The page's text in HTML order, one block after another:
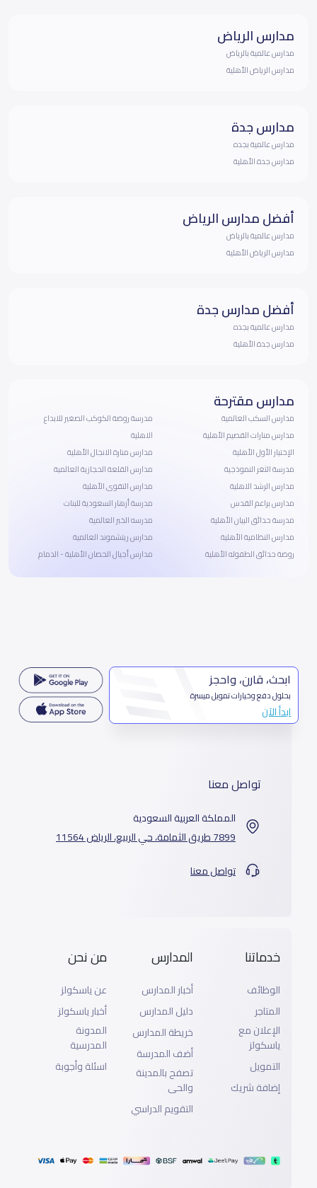
مدارس الرياض
مدارس عالمية بالرياض
مدارس الرياض الأهلية
مدارس جدة
مدارس عالمية بجده
مدارس جدة الأهلية
أفضل مدارس الرياض
مدارس عالمية بالرياض
مدارس الرياض الأهلية
أفضل مدارس جدة
مدارس عالمية بجده
مدارس جدة الأهلية
مدارس مقترحة
مدارس السكب العالمية
مدارس منارات القصيم الأهلية
الإختيار الأول الأهلية
مدرسة الثغر النموذجية
مدارس الرشد الاهلية
مدارس براعم القدس
مدرسة حدائق البيان الأهلية
مدارس النظامية الأهلية
روضة حدائق الطفوله الأهلية
مدرسة روضة الكوكب الصغير للابداع
الاهلية
مدارس منارة الانجال الأهلية
مدارس القلعة الحجازية العالمية
مدارس التقوى الأهلية
مدرسة أزهار السعودية للبنات
مدرسه الخبر العالمية
مدارس ريتشموند العالمية
مدارس أجيال الحصان الأهلية - الدمام
ابحث، قارن، واحجز
بحلول دفع وخيارات تمويل ميسرة
ابدأ الآن
تواصل معنا
المملكة العربية السعودية
7899 طريق الثمامة، حي الربيع، الرياض 11564
تواصل معنا
خدماتنا
الوظائف
المتاجر
الإعلان مع
ياسكولز
التمويل
إضافة شريك
المدارس
أخبار المدارس
دليل المدارس
خريطة المدارس
أضف المدرسة
تصفح بالمدينة
والحى
التقويم الدراسي
من نحن
عن ياسكولز
أخبار ياسكولز
المدونة
المدرسية
اسئلة وأجوبة